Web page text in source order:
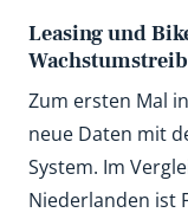
Leasing und
Zum ersten Mal
neue Daten mit
System. Im
Niederlanden ist